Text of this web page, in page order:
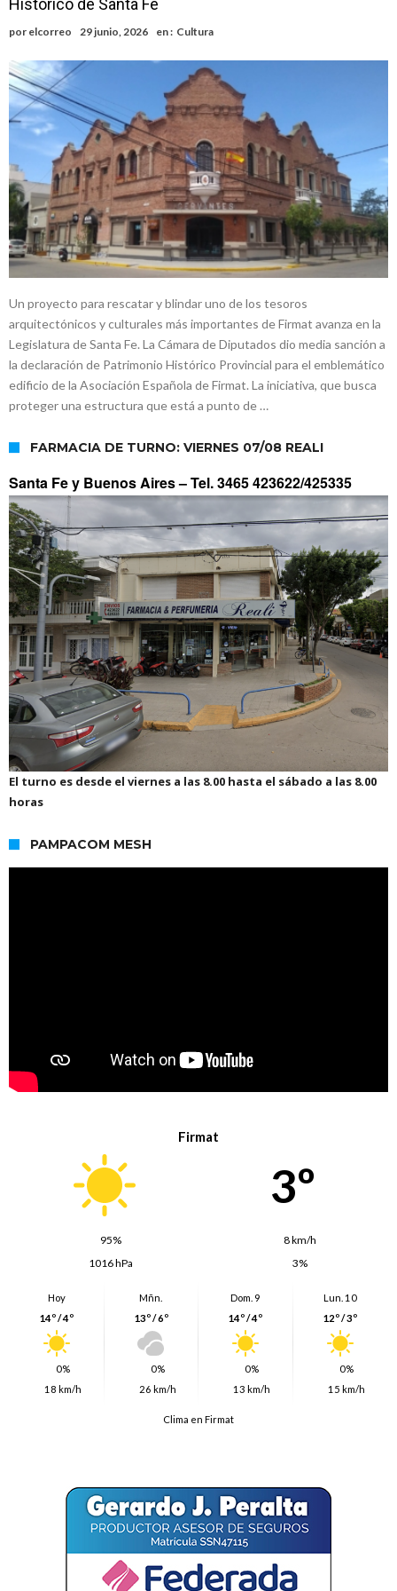
impacto real en la región
Cañada del Ucle se prepara para la 5ª edición de la Expo Dose
Distinguieron a Ramiro Maldonado, el campeón juvenil de malambo
de Los Quirquinchos
Villada: evalúan obras preventivas ante posibles lluvias intensas
Histórico de Santa Fe
por elcorreo 29 junio, 2026 en : Cultura
Un proyecto para rescatar y blindar uno de los tesoros
arquitectónicos y culturales más importantes de Firmat avanza en la
Legislatura de Santa Fe. La Cámara de Diputados dio media sanción a
la declaración de Patrimonio Histórico Provincial para el emblemático
edificio de la Asociación Española de Firmat. La iniciativa, que busca
proteger una estructura que está a punto de …
FARMACIA DE TURNO: VIERNES 07/08 REALI
Santa Fe y Buenos Aires –Tel. 3465 423622/425335
El turno es desde el viernes a las 8.00 hasta el sábado a las 8.00
horas
PAMPACOM MESH
Firmat
3º
95%
8 km/h
1016 hPa
3%
Hoy
14º / 4º
0%
18 km/h
Mñn.
13º / 6º
0%
26 km/h
Dom. 9
14º / 4º
0%
13 km/h
Lun. 10
12º / 3º
0%
15 km/h
Clima en Firmat